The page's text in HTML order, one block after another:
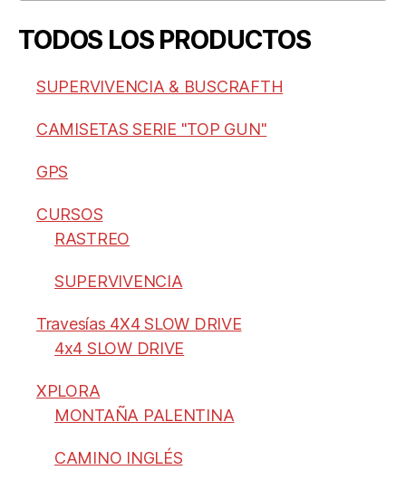
TODOS LOS PRODUCTOS
SUPERVIVENCIA & BUSCRAFTH
CAMISETAS SERIE "TOP GUN"
GPS
CURSOS
RASTREO
SUPERVIVENCIA
Travesías 4X4 SLOW DRIVE
4x4 SLOW DRIVE
XPLORA
MONTAÑA PALENTINA
CAMINO INGLÉS